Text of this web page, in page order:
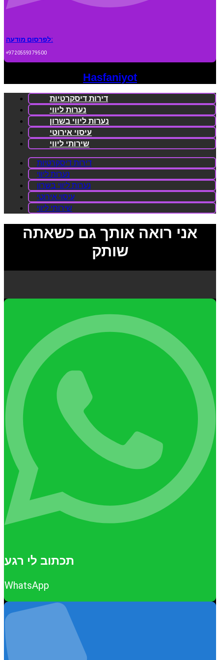
לפרסום מודעה:
+9720559379500
Hasfaniyot
דירות דיסקרטיות
נערות ליווי
נערות ליווי בשרון
עיסוי אירוטי
שירותי ליווי
דירות דיסקרטיות
נערות ליווי
נערות ליווי בשרון
עיסוי אירוטי
שירותי ליווי
אני רואה אותך גם כשאתה
שותק
תכתוב לי רגע
WhatsApp